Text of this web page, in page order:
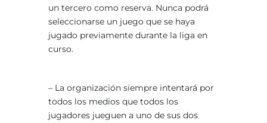
un tercero como reserva. Nunca podrá
seleccionarse un juego que se haya
jugado previamente durante la liga en
curso.
– La organización siempre intentará por
todos los medios que todos los
jugadores jueguen a uno de sus dos